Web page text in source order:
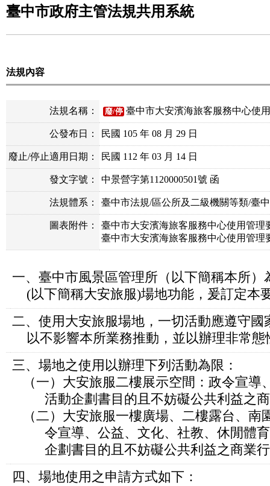
臺中市政府主管法規共用系統
法規內容
法規名稱： 廢/停 臺中市大安濱海旅客服務中心使
公發布日： 民國 105 年 08 月 29 日
廢止/停止適用日期： 民國 112 年 03 月 14 日
發文字號： 中景營字第1120000501號 函
法規體系： 臺中市法規/區公所及二級機關等類/臺
圖表附件：
臺中市大安濱海旅客服務中心使用管理
臺中市大安濱海旅客服務中心使用管理
一、臺中市風景區管理所（以下簡稱本所
(以下簡稱大安旅服)場地功能，爰訂定本
二、使用大安旅服場地，一切活動應遵守
以不影響本所業務推動，並以辦理非常態
三、場地之使用以辦理下列活動為限：
（一）大安旅服二樓展示空間：政令宣導
活動企劃書目的且不妨礙公共利益之商
（二）大安旅服一樓廣場、二樓露台、南
令宣導、公益、文化、社教、休閒體育
企劃書目的且不妨礙公共利益之商業行
四、場地使用之申請方式如下：